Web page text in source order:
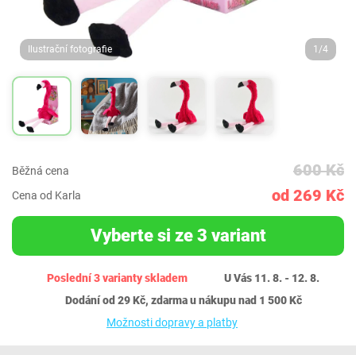
Ilustrační fotografie 1/4
Běžná cena 600 Kč
Cena od Karla od 269 Kč
Vyberte si ze 3 variant
Poslední 3 varianty skladem
U Vás 11. 8. - 12. 8.
Dodání od 29 Kč, zdarma u nákupu nad 1 500 Kč
Možnosti dopravy a platby